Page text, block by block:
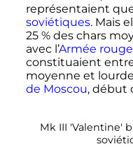
représentaient
soviétiques. Mais
25 % des chars
avec l’Armée rouge
constituaient
moyenne et
de Moscou, début
Mk III 'Valentine'